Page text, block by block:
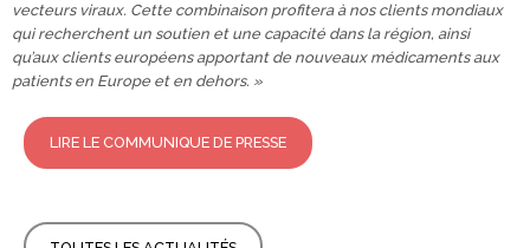
vecteurs viraux. Cette combinaison profitera à nos clients mondiaux
qui recherchent un soutien et une capacité dans la région, ainsi
qu’aux clients européens apportant de nouveaux médicaments aux
patients en Europe et en dehors. »
LIRE LE COMMUNIQUE DE PRESSE